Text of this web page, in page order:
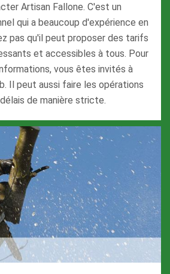
Artisan Fallone. C'est un
qui a beaucoup d'expérience en
pas qu'il peut proposer des tarifs
et accessibles à tous. Pour
vous êtes invités à
Il peut aussi faire les opérations
de manière stricte.